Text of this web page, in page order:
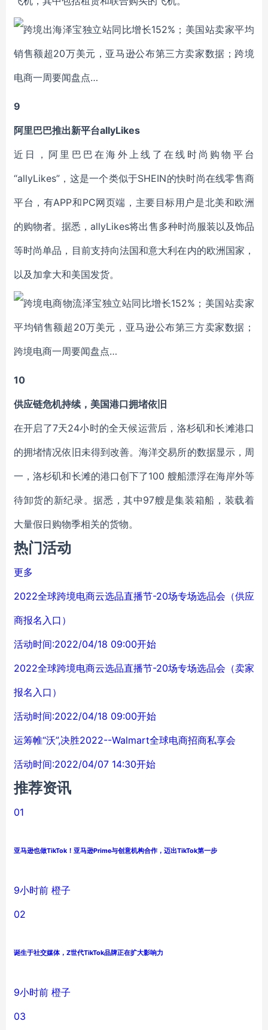
9
阿里巴巴推出新平台allyLikes
近日，阿里巴巴在海外上线了在线时尚购物平台
“allyLikes”，这是一个类似于SHEIN的快时尚在线零售商
平台，有APP和PC网页端，主要目标用户是北美和欧洲
的购物者。据悉，allyLikes将出售多种时尚服装以及饰品
等时尚单品，目前支持向法国和意大利在内的欧洲国家，
以及加拿大和美国发货。
10
供应链危机持续，美国港口拥堵依旧
在开启了7天24小时的全天候运营后，洛杉矶和长滩港口
的拥堵情况依旧未得到改善。海洋交易所的数据显示，周
一，洛杉矶和长滩的港口创下了100 艘船漂浮在海岸外等
待卸货的新纪录。据悉，其中97艘是集装箱船，装载着
大量假日购物季相关的货物。
热门活动
更多
2022全球跨境电商云选品直播节-20场专场选品会（供应
商报名入口）
活动时间:2022/04/18 09:00开始
2022全球跨境电商云选品直播节-20场专场选品会（卖家
报名入口）
活动时间:2022/04/18 09:00开始
运筹帷“沃”,决胜2022--Walmart全球电商招商私享会
活动时间:2022/04/07 14:30开始
推荐资讯
01
亚马逊也做TikTok！亚马逊Prime与创意机构合作，迈出TikTok第一步
9小时前 橙子
02
诞生于社交媒体，Z世代TikTok品牌正在扩大影响力
9小时前 橙子
03